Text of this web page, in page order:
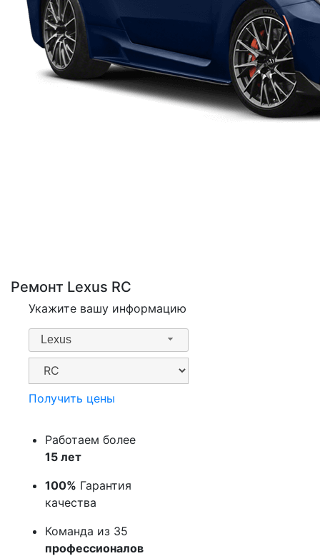
Ремонт Lexus RC
Укажите вашу информацию
Lexus
Получить цены
Работаем более
15 лет
100% Гарантия
качества
Команда из 35
профессионалов